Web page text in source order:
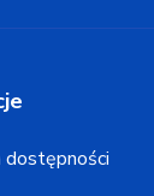
dostępności